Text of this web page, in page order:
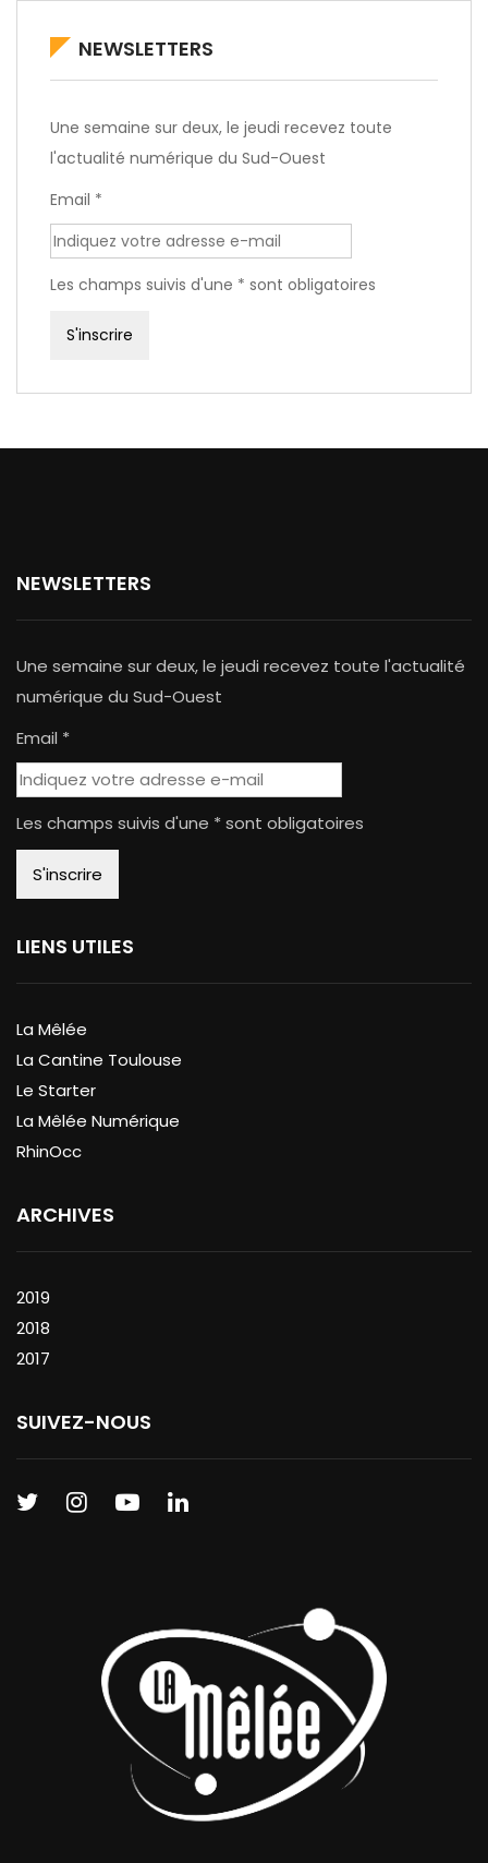
NEWSLETTERS
Une semaine sur deux, le jeudi recevez toute
l'actualité numérique du Sud-Ouest
Email *
Les champs suivis d'une * sont obligatoires
NEWSLETTERS
Une semaine sur deux, le jeudi recevez toute l'actualité
numérique du Sud-Ouest
Email *
Les champs suivis d'une * sont obligatoires
LIENS UTILES
La Mêlée
La Cantine Toulouse
Le Starter
La Mêlée Numérique
RhinOcc
ARCHIVES
2019
2018
2017
SUIVEZ-NOUS